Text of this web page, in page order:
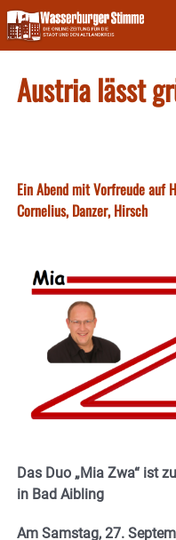
Skip
to
content
Austria lässt
Ein Abend mit Vorfreude auf
Cornelius, Danzer, Hirsch
Das Duo „Mia Zwa“ ist
in Bad Aibling
Am Samstag, 27.